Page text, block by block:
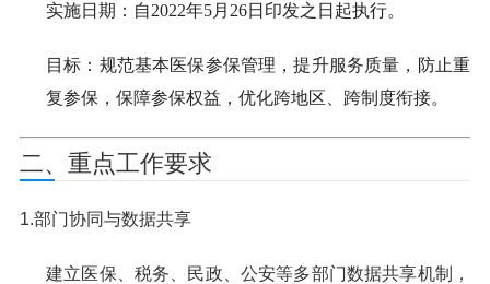
实施日期：自2022年5月26日印发之日起执行。
目标：规范基本医保参保管理，提升服务质量，防止重
复参保，保障参保权益，优化跨地区、跨制度衔接。
二、重点工作要求
1.部门协同与数据共享
建立医保、税务、民政、公安等多部门数据共享机制，